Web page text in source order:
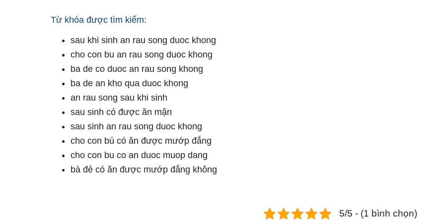
Từ khóa được tìm kiếm:
sau khi sinh an rau song duoc khong
cho con bu an rau song duoc khong
ba de co duoc an rau song khong
ba de an kho qua duoc khong
an rau song sau khi sinh
sau sinh có được ăn mận
sau sinh an rau song duoc khong
cho con bú có ăn được mướp đắng
cho con bu co an duoc muop dang
bà đẻ có ăn được mướp đắng không
5/5 - (1 bình chọn)